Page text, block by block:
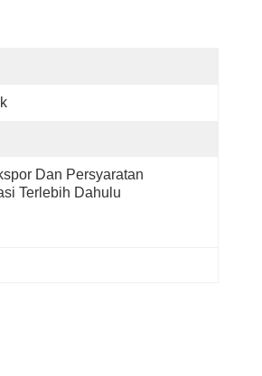
Dan Persyaratan
Terlebih Dahulu